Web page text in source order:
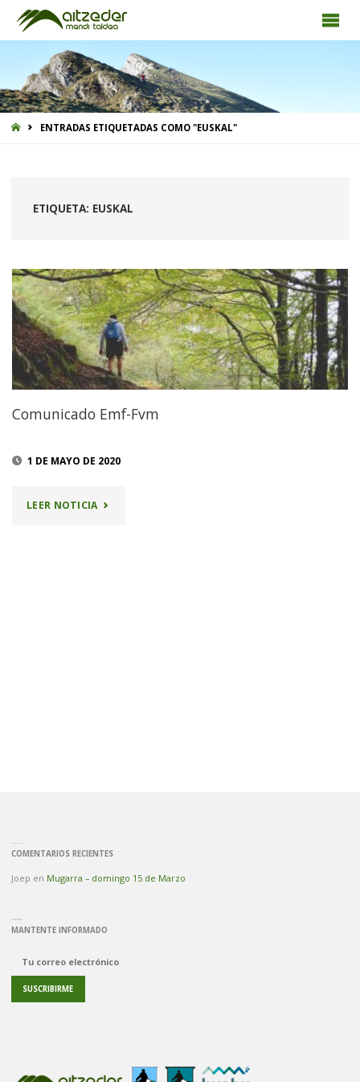
INICIOENTRADAS ETIQUETADAS COMO "EUSKAL"
ETIQUETA: EUSKAL
Comunicado Emf-Fvm
1 DE MAYO DE 2020
LEER NOTICIA"COMUNICADO
COMENTARIOS RECIENTES
Joep en Mugarra – domingo 15 de Marzo
MANTENTE INFORMADO